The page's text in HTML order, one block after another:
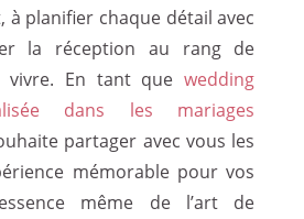
à planifier chaque détail avec
la réception au rang de
vivre. En tant quewedding
dans les mariages
partager avec vous les
mémorable pour vos
même de l’art de